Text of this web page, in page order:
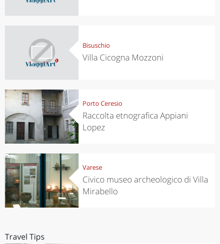
Bisuschio
Villa Cicogna Mozzoni
Porto Ceresio
Raccolta etnografica Appiani
Lopez
Varese
Civico museo archeologico di Villa
Mirabello
Travel Tips